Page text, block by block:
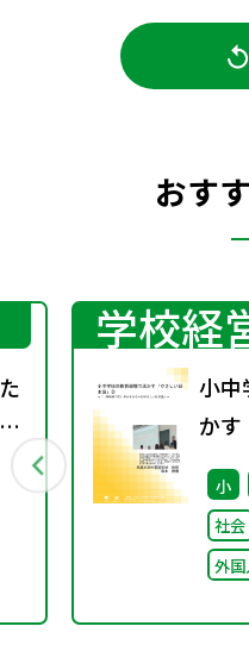
おす
学校経
小中
かす
②
ど
本
小
社会
外